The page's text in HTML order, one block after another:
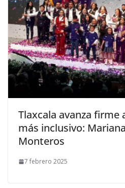
Tlaxcala avanza firme
más inclusivo:
Monteros
7 febrero 2025